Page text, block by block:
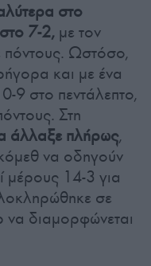
στο
7-2, με τον
πόντους. Ωστόσο,
και με ένα
9 στο πεντάλεπτο,
Στη
άλλαξε πλήρως,
να οδηγούν
μέρους 14-3 για
σε
διαμορφώνεται